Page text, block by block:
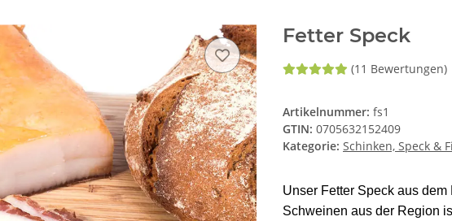
Fetter Speck
(11 Bewertungen)
Artikelnummer: fs1
GTIN: 0705632152409
Kategorie: Schinken, Speck &
Unser Fetter Speck aus
Schweinen aus der Region